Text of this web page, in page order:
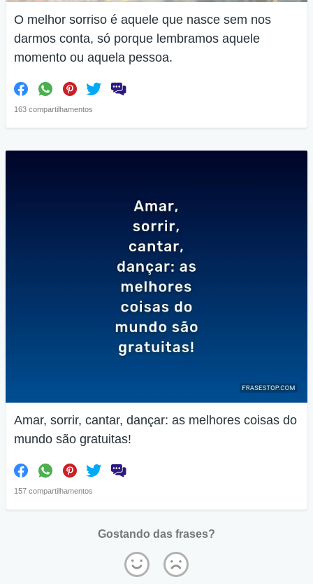
O melhor sorriso é aquele que nasce sem nos
darmos conta, só porque lembramos aquele
momento ou aquela pessoa.
163 compartilhamentos
Amar, sorrir, cantar, dançar: as melhores coisas do
mundo são gratuitas!
157 compartilhamentos
Gostando das frases?